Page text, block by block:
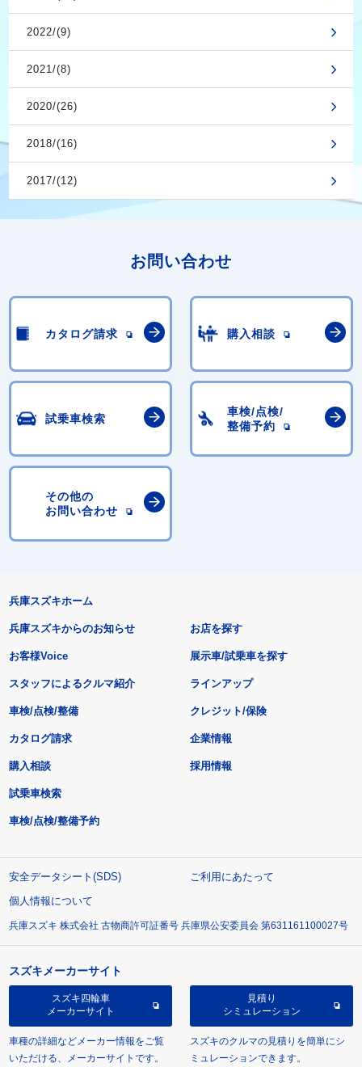
2022/(9)
2021/(8)
2020/(26)
2018/(16)
2017/(12)
お問い合わせ
カタログ請求 購入相談
試乗車検索
車検/点検/
整備予約
その他の
お問い合わせ
兵庫スズキホーム
兵庫スズキからのお知らせ
お客様Voice
スタッフによるクルマ紹介
お店を探す
展示車/試乗車を探す
ラインアップ
車検/点検/整備 クレジット/保険
カタログ請求
購入相談
試乗車検索
車検/点検/整備予約
企業情報
採用情報
安全データシート(SDS)
ご利用にあたって
個人情報について
兵庫スズキ 株式会社 古物商許可証番号 兵庫県公安委員会 第631161100027号
スズキメーカーサイト
スズキ四輪車
メーカーサイト
車種の詳細などメーカー情報をご覧
いただける、メーカーサイトです。
見積り
シミュレーション
スズキのクルマの見積りを簡単にシ
ミュレーションできます。